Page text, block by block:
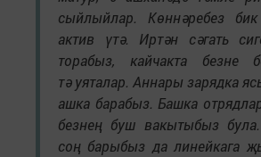
сыйлыйлар. Көннәребез
актив үтә. Иртән сәгать
торабыз, кайчакта безне
тә уяталар. Аннары зарядка
ашка барабыз. Башка
безнең буш вакытыбыз була.
соң барыбыз да линейкага